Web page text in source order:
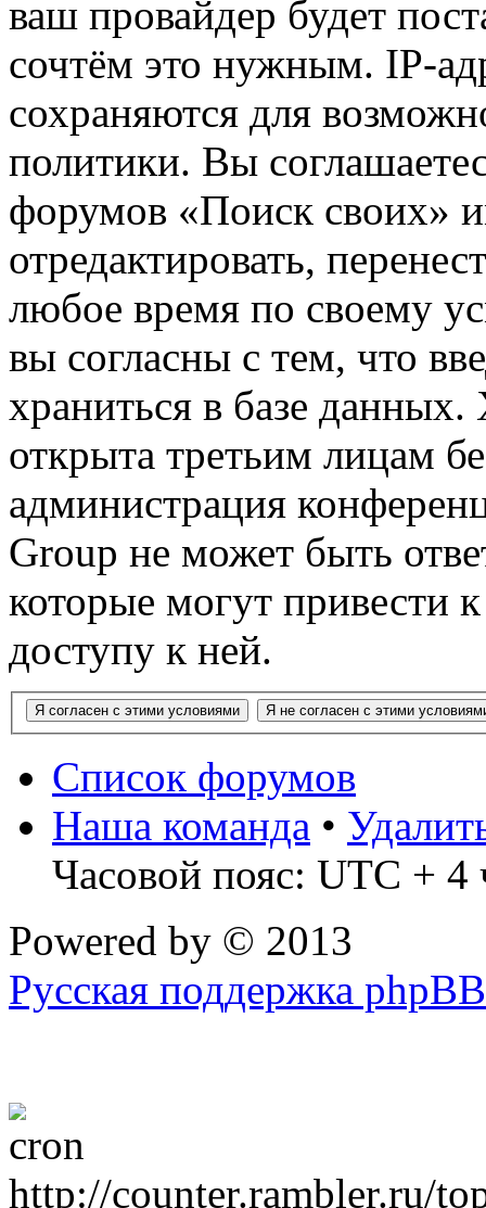
ваш провайдер будет
сочтём это нужным. IP-
сохраняются для
политики. Вы
форумов «Поиск своих»
отредактировать,
любое время по своему
вы согласны с тем, что
храниться в базе
открыта третьим лицам
администрация
Group не может быть
которые могут привести
доступу к ней.
Список форумов
Наша команда •
Часовой пояс: UTC + 4
Powered by © 2013
Русская поддержка phpBB
http://counter.rambler.ru/